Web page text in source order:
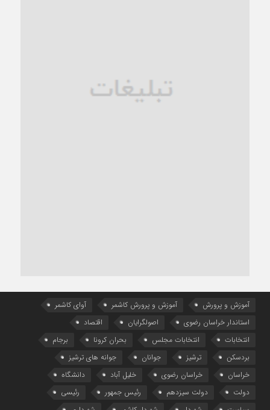
آموزش و پرورش آموزش و پرورش کاشمر
آوای کاشمر
استاندار خراسان رضوی
اصولگرایان
اقتصاد
انتخابات
انتخابات مجلس بحران کرونا
برجام
بردسکن
ترشیز جوانان
جوانه های ترشیز
خراسان
خراسان رضوی خلیل آباد
دانشگاه
دولت
دولت سیزدهم رئیس جمهور
رئیسی